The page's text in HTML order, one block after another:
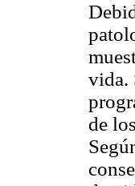
vida.
de